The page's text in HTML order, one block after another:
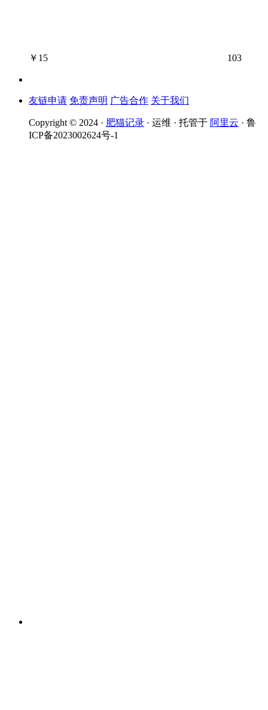
￥ 15 103
友链申请 免责声明 广告合作 关于我们
Copyright © 2024 · 肥猫记录 · 运维 · 托管于 阿里云 · 鲁
ICP备2023002624号-1